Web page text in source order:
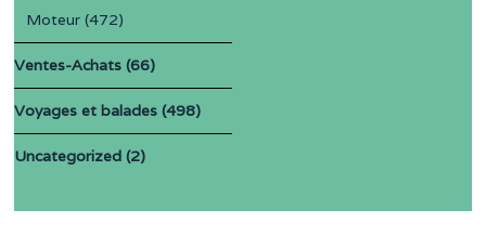
Moteur (472)
Ventes-Achats (66)
Voyages et balades (498)
Uncategorized (2)